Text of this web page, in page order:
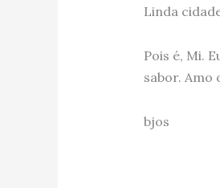
Linda
Pois é, Mi.
sabor. Amo
bjos